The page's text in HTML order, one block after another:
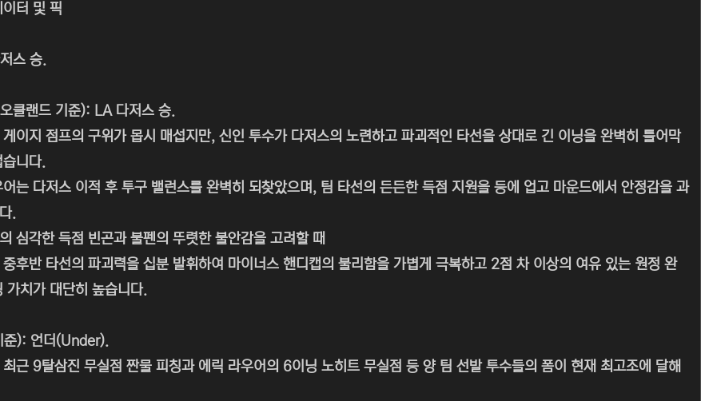
이터 및 픽
스 승.
클랜드 기준): LA 다저스 승.
이지 점프의 구위가 몹시 매섭지만, 신인 투수가 다저스의 노련하고 파괴적인 타선을 상대로 긴 이닝을 완벽히 틀어막
습니다.
는 다저스 이적 후 투구 밸런스를 완벽히 되찾았으며, 팀 타선의 든든한 득점 지원을 등에 업고 마운드에서 안정감을 과
.
심각한 득점 빈곤과 불펜의 뚜렷한 불안감을 고려할 때
후반 타선의 파괴력을 십분 발휘하여 마이너스 핸디캡의 불리함을 가볍게 극복하고 2점 차 이상의 여유 있는 원정 완
가치가 대단히 높습니다.
준): 언더(Under).
근 9탈삼진 무실점 짠물 피칭과 에릭 라우어의 6이닝 노히트 무실점 등 양 팀 선발 투수들의 폼이 현재 최고조에 달해